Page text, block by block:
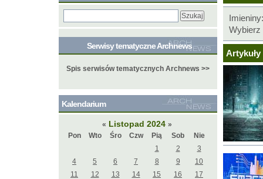
Wybierz
Serwisy tematyczne Archnews
Spis serwisów tematycznych Archnews >>
Kalendarium
« Listopad 2024 »
Pon
Wto Śro Czw Pią Sob
Nie
1
2
3
4
5 6 7 8 9
10
11
12 13 14 15 16
17